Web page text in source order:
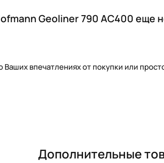
Geoliner 790 AC400 еще
Ваших впечатлениях от покупки или
Дополнительные